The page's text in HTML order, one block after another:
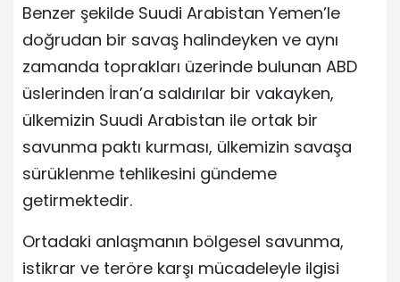
Benzer şekilde Suudi Arabistan Yemen’le
doğrudan bir savaş halindeyken ve aynı
zamanda toprakları üzerinde bulunan ABD
üslerinden İran’a saldırılar bir vakayken,
ülkemizin Suudi Arabistan ile ortak bir
savunma paktı kurması, ülkemizin savaşa
sürüklenme tehlikesini gündeme
getirmektedir.
Ortadaki anlaşmanın bölgesel savunma,
istikrar ve teröre karşı mücadeleyle ilgisi